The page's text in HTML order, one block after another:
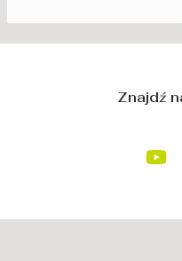
Znajdź